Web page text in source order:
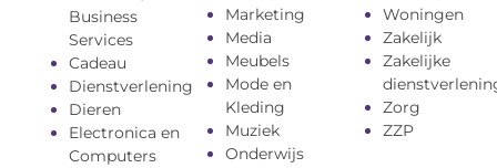
Business
Services
Cadeau
Dienstverlening
Dieren
Electronica en
Computers
Marketing
Media
Meubels
Mode en
Kleding
Muziek
Onderwijs
Woningen
Zakelijk
Zakelijke
Zorg
ZZP